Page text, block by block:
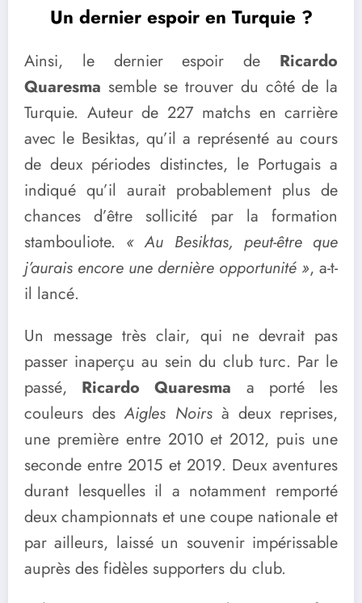
Un dernier espoir en Turquie ?
Ainsi, le dernier espoir de Ricardo
Quaresma semble se trouver du côté de la
Turquie. Auteur de 227 matchs en carrière
avec le Besiktas, qu’il a représenté au cours
de deux périodes distinctes, le Portugais a
indiqué qu’il aurait probablement plus de
chances d’être sollicité par la formation
stambouliote. « Au Besiktas, peut-être que
j’aurais encore une dernière opportunité », a-t-
il lancé.
Un message très clair, qui ne devrait pas
passer inaperçu au sein du club turc. Par le
passé, Ricardo Quaresma a porté les
couleurs des Aigles Noirsà deux reprises,
une première entre 2010 et 2012, puis une
seconde entre 2015 et 2019. Deux aventures
durant lesquelles il a notamment remporté
deux championnats et une coupe nationale et
par ailleurs, laissé un souvenir impérissable
auprès des fidèles supporters du club.